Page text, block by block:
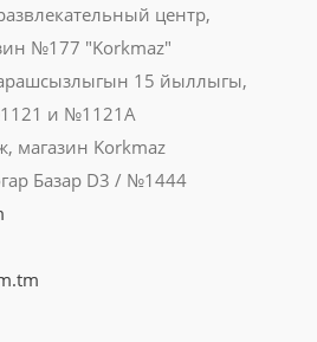
центр,
№177 "Korkmaz"
15 йыллыгы,
и №1121A
магазин Korkmaz
Базар D3 / №1444